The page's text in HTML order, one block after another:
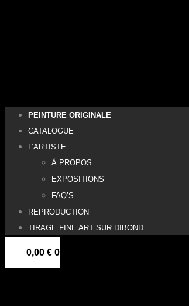
PEINTURE ORIGINALE
CATALOGUE
L’ARTISTE
À PROPOS
EXPOSITIONS
FAQ’S
REPRODUCTION
TIRAGE FINE ART SUR DIBOND
0,00 € 0